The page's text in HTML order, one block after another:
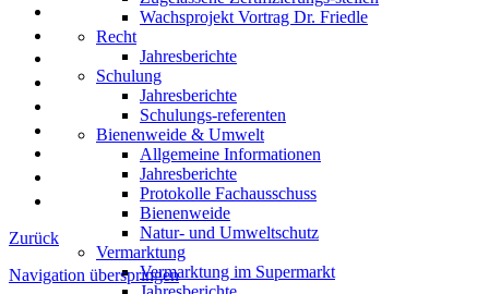
Wachsprojekt Vortrag Dr. Friedle
Recht
Jahresberichte
Schulung
Jahresberichte
Schulungs-referenten
Bienenweide & Umwelt
Allgemeine Informationen
Jahresberichte
Protokolle Fachausschuss
Bienenweide
Natur- und Umweltschutz
Vermarktung
Vermarktung im Supermarkt
Zurück
Navigation überspringen